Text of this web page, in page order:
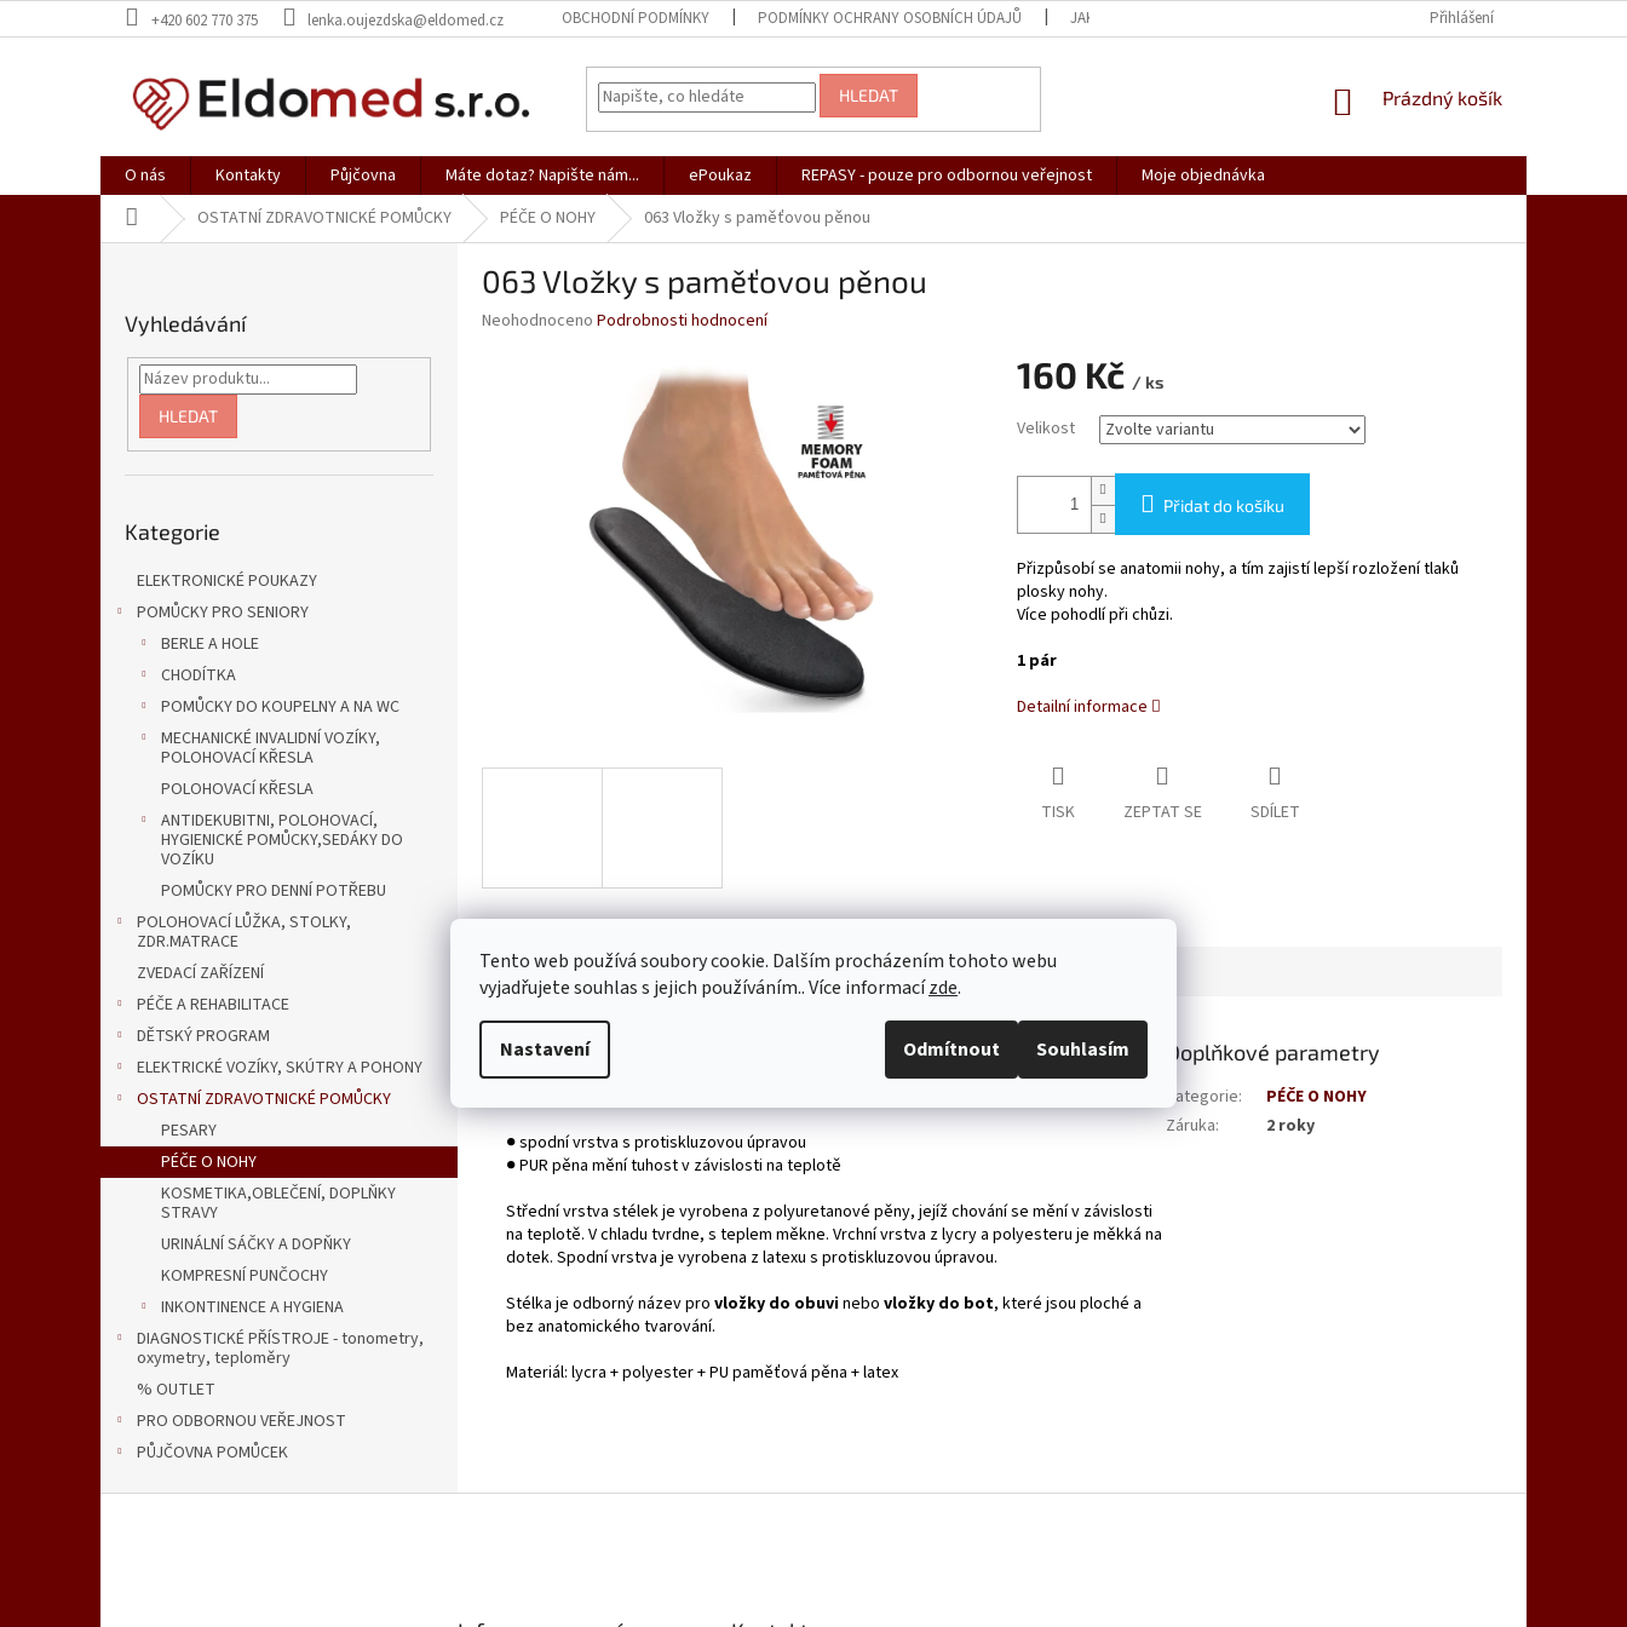
Tento web používá soubory cookie. Dalším procházením tohoto webu
vyjadřujete souhlas s jejich používáním.. Více informacízde.
Nastavení Odmítnout Souhlasím
na
+420 602 770 375 lenka.oujezdska@eldomed.cz OBCHODNÍ PODMÍNKY PODMÍNKY OCHRANY OSOBNÍCH ÚDAJŮ JAK NAKUPOVAT REKLAMACE, VRÁCENÍ ZBOŽÍ
Přihlášení
HLEDAT
NÁKUPNÍ
Prázdný košík
O nás Kontakty Půjčovna Máte dotaz? Napište nám... ePoukaz REPASY - pouze pro odbornou veřejnost
Moje objednávka
Domů OSTATNÍ ZDRAVOTNICKÉ POMŮCKY PÉČE O NOHY 063 Vložky s paměťovou pěnou
Vyhledávání
HLEDAT
kategorie
Kategorie
ELEKTRONICKÉ POUKAZY
POMŮCKY PRO SENIORY
BERLE A HOLE
CHODÍTKA
POMŮCKY DO KOUPELNY A NA WC
MECHANICKÉ INVALIDNÍ VOZÍKY,
POLOHOVACÍ KŘESLA
POLOHOVACÍ KŘESLA
ANTIDEKUBITNI, POLOHOVACÍ,
HYGIENICKÉ POMŮCKY,SEDÁKY DO
VOZÍKU
POMŮCKY PRO DENNÍ POTŘEBU
POLOHOVACÍ LŮŽKA, STOLKY,
ZDR.MATRACE
ZVEDACÍ ZAŘÍZENÍ
PÉČE A REHABILITACE
DĚTSKÝ PROGRAM
ELEKTRICKÉ VOZÍKY, SKÚTRY A POHONY
OSTATNÍ ZDRAVOTNICKÉ POMŮCKY
PESARY
PÉČE O NOHY
KOSMETIKA,OBLEČENÍ, DOPLŇKY
STRAVY
URINÁLNÍ SÁČKY A DOPŇKY
KOMPRESNÍ PUNČOCHY
INKONTINENCE A HYGIENA
DIAGNOSTICKÉ PŘÍSTROJE - tonometry,
oxymetry, teploměry
% OUTLET
PRO ODBORNOU VEŘEJNOST
PŮJČOVNA POMŮCEK
063 Vložky s paměťovou pěnou
Průměrné
Neohodnoceno Podrobnosti hodnocení
160 Kč / ks
cena:
Velikost
Přidat do košíku
Přizpůsobí se anatomii nohy, a tím zajistí lepší rozložení tlaků
plosky nohy.
Více pohodlí při chůzi.
1 pár
Detailní informace
TISK ZEPTAT SE SDÍLET
Popis Diskuze
Detailní popis produktu
● spodní vrstva s protiskluzovou úpravou
● PUR pěna mění tuhost v závislosti na teplotě
Střední vrstva stélek je vyrobena z polyuretanové pěny, jejíž chování se mění v závislosti
na teplotě. V chladu tvrdne, s teplem měkne. Vrchní vrstva z lycry a polyesteru je měkká na
dotek. Spodní vrstva je vyrobena z latexu s protiskluzovou úpravou.
Stélka je odborný název pro vložky do obuvinebo vložky do bot, které jsou ploché a
bez anatomického tvarování.
Materiál: lycra + polyester + PU paměťová pěna + latex
Doplňkové parametry
Kategorie:
PÉČE O NOHY
Záruka: 2 roky